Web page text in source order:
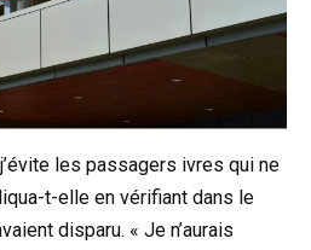
les passagers ivres qui ne
t-elle en vérifiant dans le
disparu. « Je n’aurais